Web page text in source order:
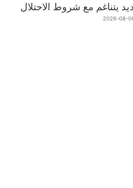
يتناغم مع شروط الاحتلال
2026-08-